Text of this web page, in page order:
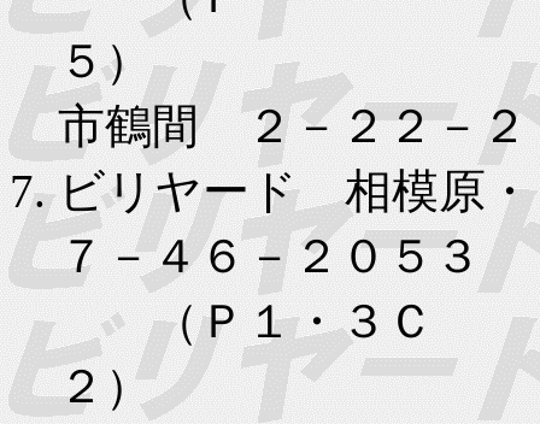
５
市鶴間 ２－２２－２
ビリヤード 相模原
７－４６－２０５３
（Ｐ１・３Ｃ
２）